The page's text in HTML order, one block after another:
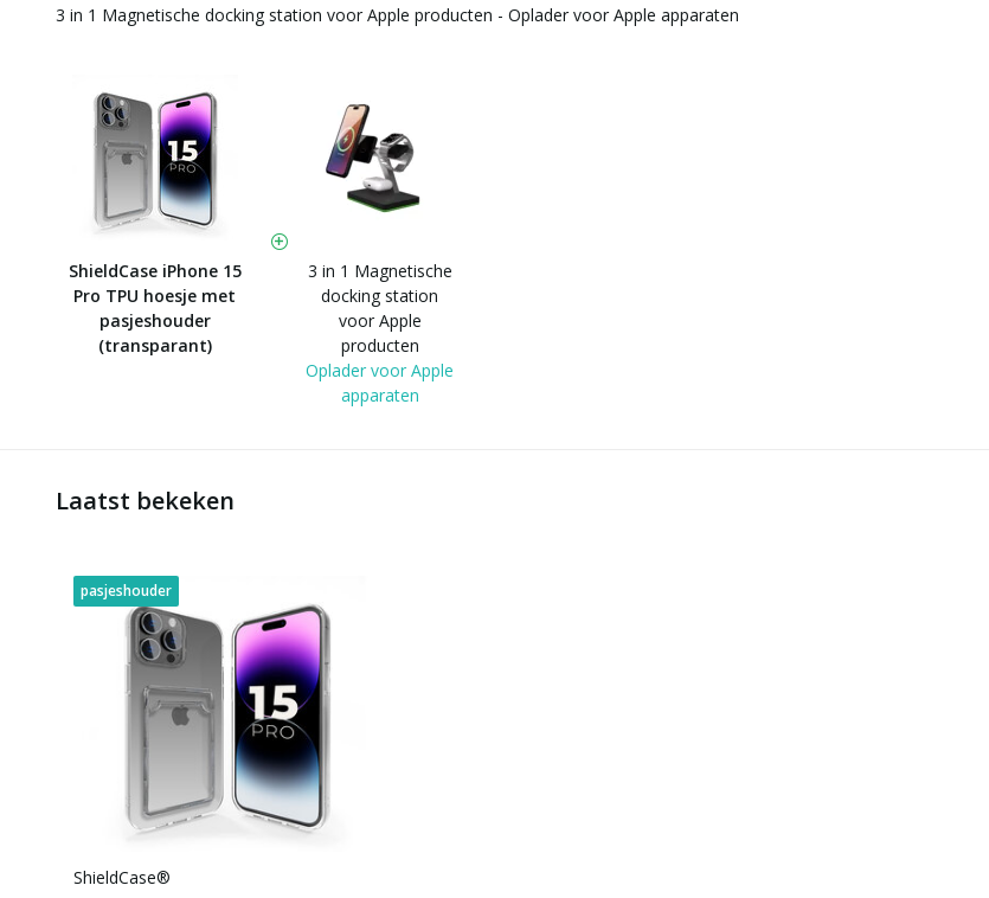
3 in 1 Magnetische docking station voor Apple producten - Oplader voor Apple apparaten
ShieldCase iPhone 15
Pro TPU hoesje met
pasjeshouder
(transparant)
3 in 1 Magnetische
docking station
voor Apple
producten
Oplader voor Apple
apparaten
Laatst bekeken
pasjeshouder
ShieldCase®